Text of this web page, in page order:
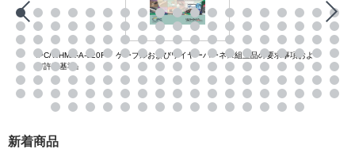
IPC/WHMA-A-620F『 ケーブルおよびワイヤーハーネス組立品の要求事項およ
び許容基準』
新着商品